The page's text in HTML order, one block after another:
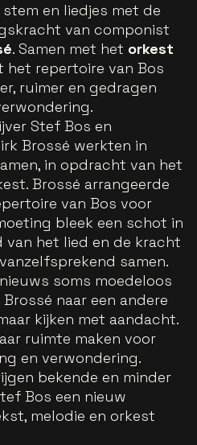
en liedjes met de
van componist
. Samen met het orkest
het repertoire van Bos
ruimer en gedragen
Stef Bos en
Brossé werkten in
in opdracht van het
Brossé arrangeerde
van Bos voor
bleek een schot in
van het lied en de kracht
samen.
soms moedeloos
naar een andere
kijken met aandacht.
ruimte maken voor
en verwondering.
bekende en minder
Bos een nieuw
melodie en orkest